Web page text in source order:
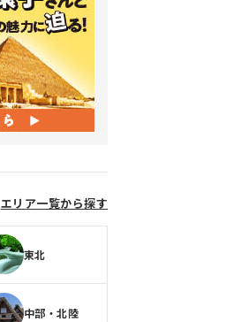
エリア一覧から探す
東北
中部・北陸